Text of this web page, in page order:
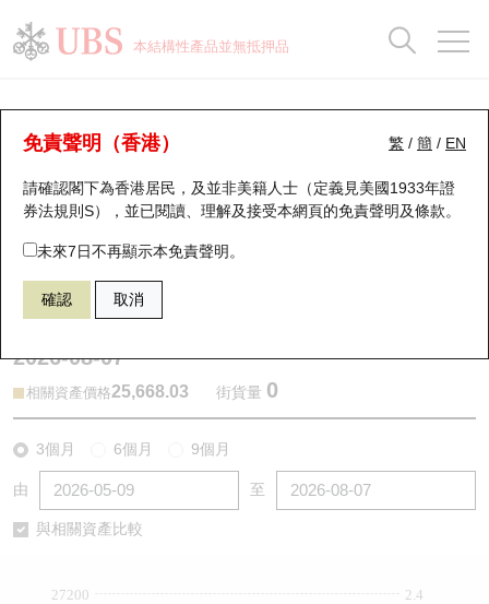
本結構性產品並無抵押品
繁 / 簡 / EN
免責聲明（香港）
請確認閣下為香港居民，及並非美籍人士（定義見美國1933年證
券法規則S），並已閱讀、理解及接受本網頁的免責聲明及條款。
未來7日不再顯示本免責聲明。
確認 取消
牛熊證分析儀
表現 街貨統計 比較
68193 瑞銀牛證 HSI 恒生指數
2026-08-07
相關資產價格25,668.03 街貨量 0
3個月 6個月 9個月
由 至
與相關資產比較
2.4
27200
瑞銀認股證一覽
新發行瑞銀認股證
即將到期認股證
認股證到期結算價查詢
認股證分析儀
認股證/牛熊證日誌
街貨統計
比較
牛熊全景快搜
牛熊證搜尋
牛熊證街貨分佈圖
正股牛熊證列表
新發行瑞銀牛熊證
牛熊證到期結算價查詢
街貨統計
比較
十大升幅/跌幅
十大認股證成交分佈
十天股證佔大市成交
資金流
街貨統計
正股分析儀
二十大活躍股份
恒指成份股
國指成份股
科指成份股
中資ETFs溢價比較
持股比重
顯示所有持股比重
每月輪證大市專題
輪證專欄
講座及教育短片
認股證投資者教育
牛熊證投資者教育